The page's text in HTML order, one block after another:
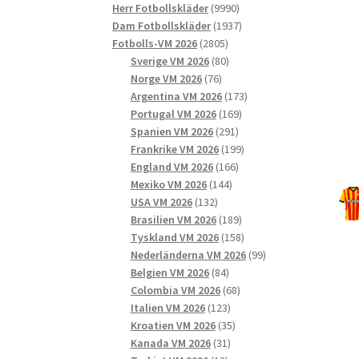
produkter
Herr Fotbollskläder 99909990
produkter
Dam Fotbollskläder 19371937
Fotbolls-VM 2026 28052805
produkter
Sverige VM 2026 8080
Norge VM 2026 7676
produkter
Argentina VM 2026 173173
Portugal VM 2026 169169
produkter
Spanien VM 2026 291291
produkter
Frankrike VM 2026 199199
England VM 2026 166166
Mexiko VM 2026 144144
USA VM 2026 132132
produkter
Brasilien VM 2026 189189
produkter
Tyskland VM 2026 158158
produkter
Nederländerna VM 2026 9999
Belgien VM 2026 8484
produkter
Colombia VM 2026 6868
Italien VM 2026 123123
produkter
Kroatien VM 2026 3535
Kanada VM 2026 3131